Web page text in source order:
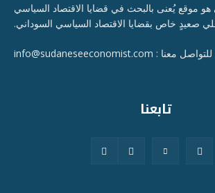
هو موقع يُعنى بالبحث في قضايا الاقتصاد السياسي
صعيدٍ خاص بقضايا الاقتصاد السياسي السوداني.
للتواصل معنا : info@sudaneseeconomist.com
تابعنا